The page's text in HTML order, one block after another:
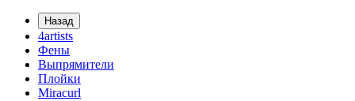
Назад
4artists
Фены
Выпрямители
Плойки
Miracurl